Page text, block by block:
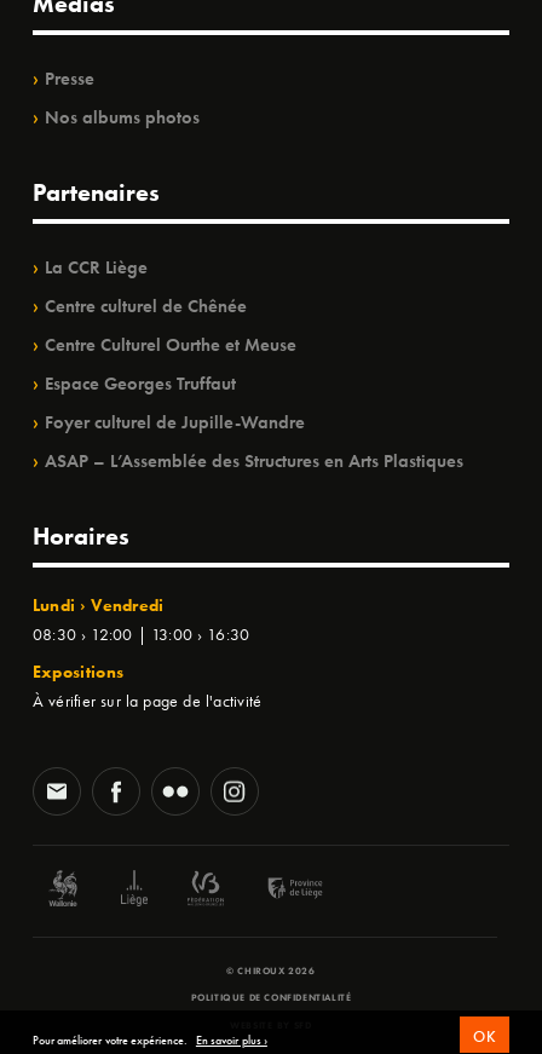
Presse
Nos albums photos
Partenaires
La CCR Liège
Centre culturel de Chênée
Centre Culturel Ourthe et Meuse
Espace Georges Truffaut
Foyer culturel de Jupille-Wandre
ASAP – L’Assemblée des Structures en Arts Plastiques
Horaires
Lundi › Vendredi
08:30 › 12:00 | 13:00 › 16:30
Expositions
À vérifier sur la page de l'activité
© CHIROUX 2026
POLITIQUE DE CONFIDENTIALITÉ
Pour améliorer votre expérience. En savoir plus › OK